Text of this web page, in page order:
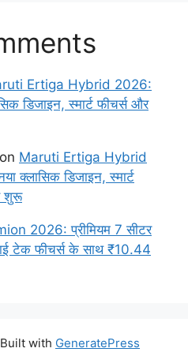
Ertiga Hybrid 2026:
डिजाइन, स्मार्ट फीचर्स और
on Maruti Ertiga Hybrid
क्लासिक डिजाइन, स्मार्ट
शुरू
2026: प्रीमियम 7 सीटर
टेक फीचर्स के साथ ₹10.44
with GeneratePress